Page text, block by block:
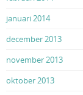
januari 2014
december 2013
november 2013
oktober 2013